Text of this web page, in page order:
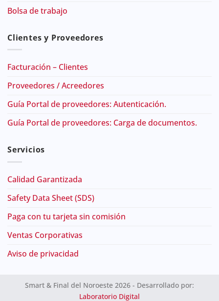
Bolsa de trabajo
Clientes y Proveedores
Facturación – Clientes
Proveedores / Acreedores
Guía Portal de proveedores: Autenticación.
Guía Portal de proveedores: Carga de documentos.
Servicios
Calidad Garantizada
Safety Data Sheet (SDS)
Paga con tu tarjeta sin comisión
Ventas Corporativas
Aviso de privacidad
Smart & Final del Noroeste 2026 - Desarrollado por:
Laboratorio Digital